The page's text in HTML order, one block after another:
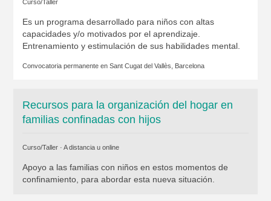
Curso/Taller
Es un programa desarrollado para niños con altas
capacidades y/o motivados por el aprendizaje.
Entrenamiento y estimulación de sus habilidades mental.
Convocatoria permanente en Sant Cugat del Vallès, Barcelona
Recursos para la organización del hogar en
familias confinadas con hijos
Curso/Taller · A distancia u online
Apoyo a las familias con niños en estos momentos de
confinamiento, para abordar esta nueva situación.